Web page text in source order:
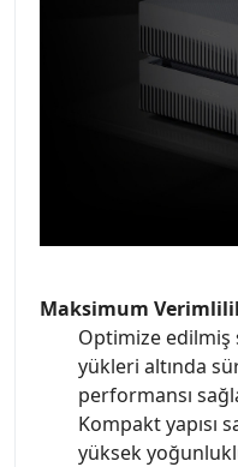
Maksimum
Optimize edilmiş
yükleri altında
performansı
Kompakt yapısı
yüksek